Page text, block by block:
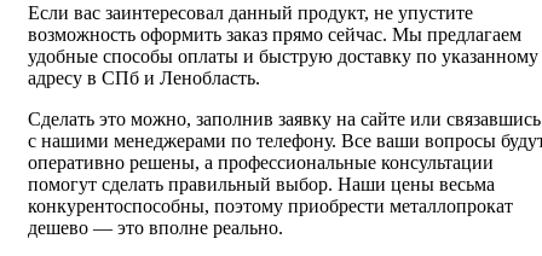
Если вас заинтересовал данный продукт, не упустите
возможность оформить заказ прямо сейчас. Мы предлагаем
удобные способы оплаты и быструю доставку по указанному
адресу в СПб и Ленобласть.
Сделать это можно, заполнив заявку на сайте или связавшись
с нашими менеджерами по телефону. Все ваши вопросы
оперативно решены, а профессиональные консультации
помогут сделать правильный выбор. Наши цены весьма
конкурентоспособны, поэтому приобрести металлопрокат
дешево — это вполне реально.